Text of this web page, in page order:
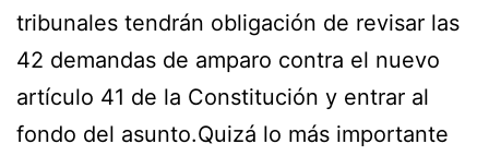
tribunales tendrán obligación de revisar las
42 demandas de amparo contra el nuevo
artículo 41 de la Constitución y entrar al
fondo del asunto.Quizá lo más importante